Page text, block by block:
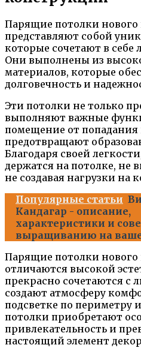
Парящие потолки нового
представляют собой
которые сочетают в себе
Они выполнены из
материалов, которые
долговечность и
Эти потолки не только
выполняют важные
помещение от попадания
предотвращают
Благодаря своей
держатся на потолке, не
не создавая нагрузки на
Популярные статьи
Кандагар - описание,
характеристики и
выращиванию на
Парящие потолки нового
отличаются высокой
прекрасно сочетаются с
создают атмосферу
подсветке по
потолки приобретают
привлекательность и
настоящий элемент